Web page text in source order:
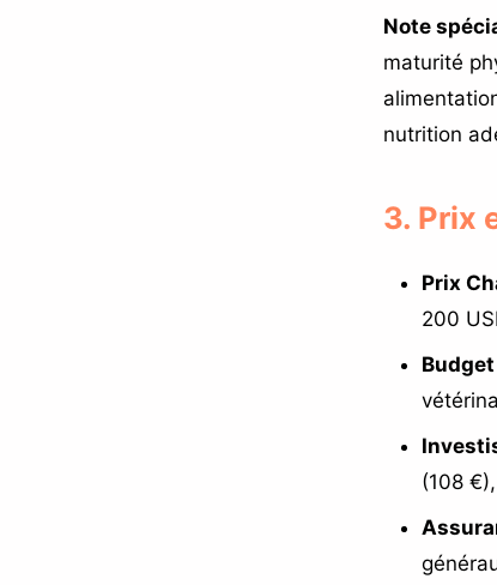
Note
maturité
nutrition
3. Prix
Prix
200
(108